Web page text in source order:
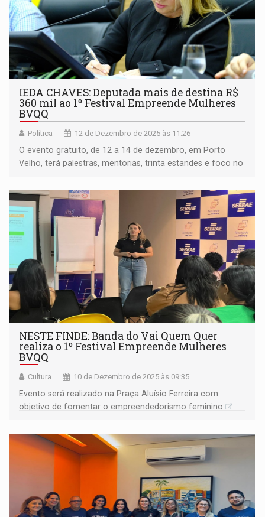
IEDA CHAVES: Deputada mais de destina R$
360 mil ao 1º Festival Empreende Mulheres
BVQQ
Política 12 de Dezembro de 2025 às 11:26
O evento gratuito, de 12 a 14 de dezembro, em Porto
Velho, terá palestras, mentorias, trinta estandes e foco no
NESTE FINDE: Banda do Vai Quem Quer
realiza o 1º Festival Empreende Mulheres
BVQQ
Cultura 10 de Dezembro de 2025 às 09:35
Evento será realizado na Praça Aluísio Ferreira com
objetivo de fomentar o empreendedorismo feminino